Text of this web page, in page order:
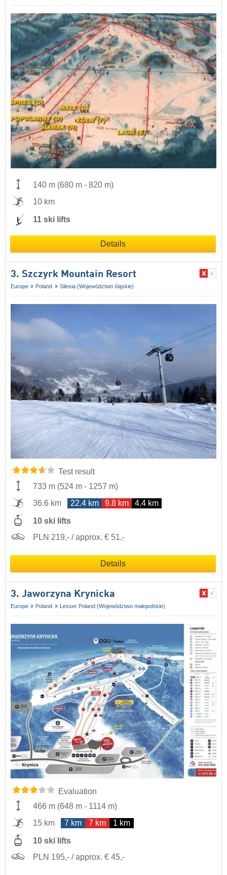
140 m (680 m - 820 m)
10 km
11 ski lifts
Details
3. Szczyrk Mountain Resort
Europe Poland Silesia (Województwo śląskie)
Test result
733 m (524 m - 1257 m)
36.6 km
22.4 km 9.8 km 4.4 km
10 ski lifts
PLN 219,- / approx. € 51,-
Details
3. Jaworzyna Krynicka
Europe Poland Lesser Poland (Województwo małopolskie)
Evaluation
466 m (648 m - 1114 m)
15 km
7 km 7 km 1 km
10 ski lifts
PLN 195,- / approx. € 45,-